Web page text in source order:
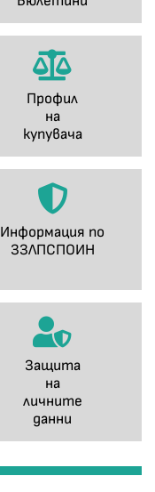
Профил
на
купувача
Информация по
ЗЗЛПСПОИН
Защита
на
личните
данни